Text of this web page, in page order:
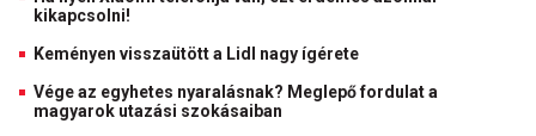
kikapcsolni!
Keményen visszaütött a Lidl nagy ígérete
Vége az egyhetes nyaralásnak? Meglepő fordulat a
magyarok utazási szokásaiban